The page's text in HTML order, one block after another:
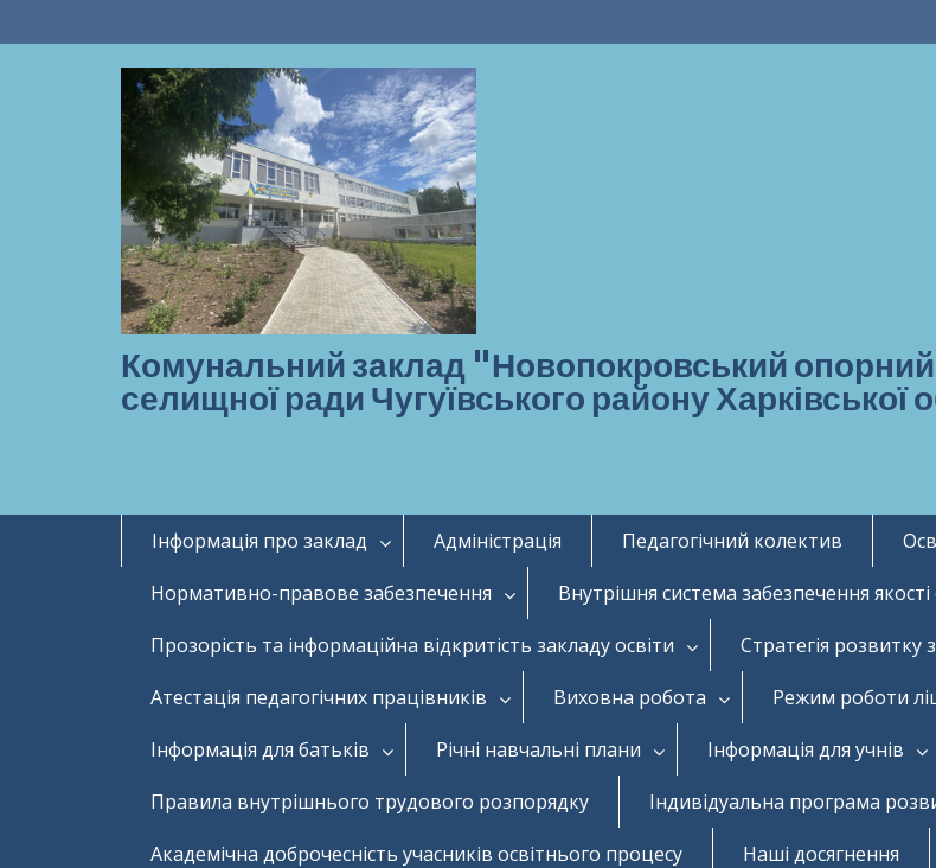
Комунальний заклад "Новопокровський
селищної ради Чугуївського району Харківської
Інформація про заклад Адміністрація Педагогічний колектив
Нормативно-правове забезпечення
Внутрішня система забезпечення якості
Прозорість та інформаційна відкритість закладу освіти
Стратегія розвитку
Атестація педагогічних працівників
Виховна робота Режим роботи
Інформація для батьків
Річні навчальні плани Інформація для учнів
Правила внутрішнього трудового розпорядку
Індивідуальна програма
Академічна доброчесність учасників освітнього процесу
Наші досягнення